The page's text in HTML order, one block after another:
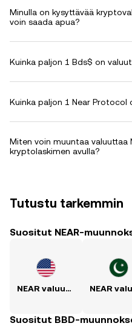
Minulla on kysyttävää
voin saada apua?
Kuinka paljon 1 Bds$ on
Kuinka paljon 1 Near Protocol
Miten voin muuntaa valuuttaa
kryptolaskimen avulla?
Tutustu tarkemmin
Suositut NEAR-
NEAR valuutaksi USD
Suositut BBD-